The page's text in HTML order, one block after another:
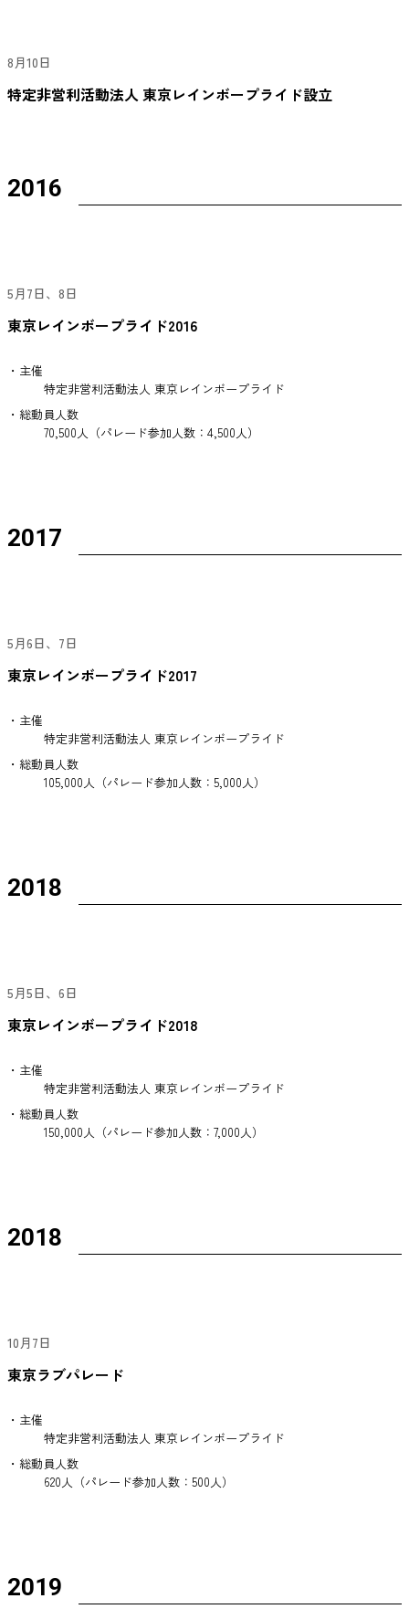
8月10日
特定非営利活動法人 東京レインボープライド設立
2016
5月7日、8日
東京レインボープライド2016
・主催
特定非営利活動法人 東京レインボープライド
・総動員人数
70,500人（パレード参加人数：4,500人）
2017
5月6日、7日
東京レインボープライド2017
・主催
特定非営利活動法人 東京レインボープライド
・総動員人数
105,000人（パレード参加人数：5,000人）
2018
5月5日、6日
東京レインボープライド2018
・主催
特定非営利活動法人 東京レインボープライド
・総動員人数
150,000人（パレード参加人数：7,000人）
2018
10月7日
東京ラブパレード
・主催
特定非営利活動法人 東京レインボープライド
・総動員人数
620人（パレード参加人数：500人）
2019